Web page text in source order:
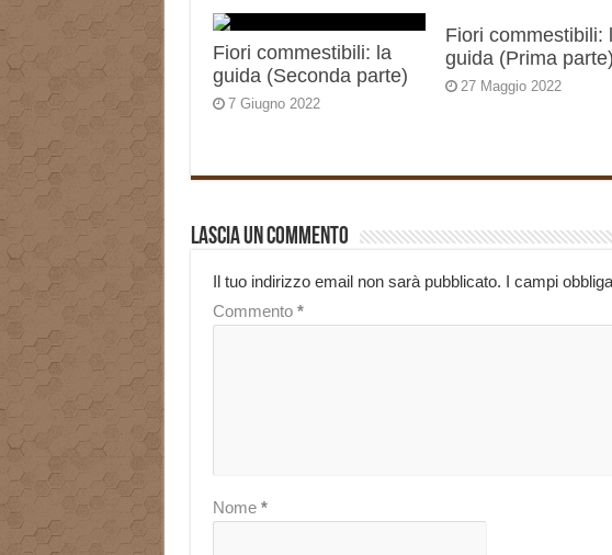
Fiori commestibili: la
guida (Seconda parte)
7 Giugno 2022
Fiori commestibili:
guida (Prima parte)
27 Maggio 2022
Lascia un commento
Il tuo indirizzo email non sarà pubblicato. I campi
Commento *
Nome *